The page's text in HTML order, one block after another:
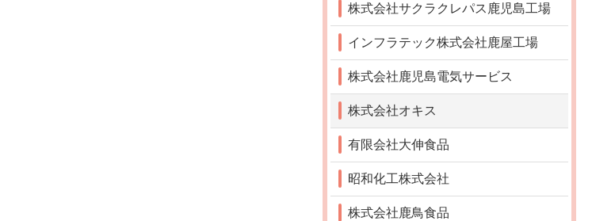
株式会社サクラクレパス鹿児島工場
インフラテック株式会社鹿屋工場
株式会社鹿児島電気サービス
株式会社オキス
有限会社大伸食品
昭和化工株式会社
株式会社鹿鳥食品